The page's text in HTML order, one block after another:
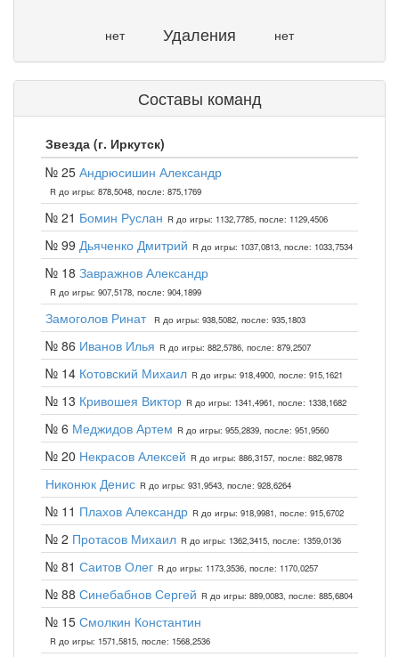
нет Удаления нет
Составы команд
Звезда (г. Иркутск)
№ 25 Андрюсишин Александр
R до игры: 878,5048, после: 875,1769
№ 21 Бомин Руслан R до игры: 1132,7785, после: 1129,4506
№ 99 Дьяченко Дмитрий R до игры: 1037,0813, после: 1033,7534
№ 18 Завражнов Александр
R до игры: 907,5178, после: 904,1899
Замоголов Ринат R до игры: 938,5082, после: 935,1803
№ 86 Иванов Илья R до игры: 882,5786, после: 879,2507
№ 14 Котовский Михаил R до игры: 918,4900, после: 915,1621
№ 13 Кривошея Виктор R до игры: 1341,4961, после: 1338,1682
№ 6 Меджидов Артем R до игры: 955,2839, после: 951,9560
№ 20 Некрасов Алексей R до игры: 886,3157, после: 882,9878
Никонюк Денис R до игры: 931,9543, после: 928,6264
№ 11 Плахов Александр R до игры: 918,9981, после: 915,6702
№ 2 Протасов Михаил R до игры: 1362,3415, после: 1359,0136
№ 81 Саитов Олег R до игры: 1173,3536, после: 1170,0257
№ 88 Синебабнов Сергей R до игры: 889,0083, после: 885,6804
№ 15 Смолкин Константин
R до игры: 1571,5815, после: 1568,2536